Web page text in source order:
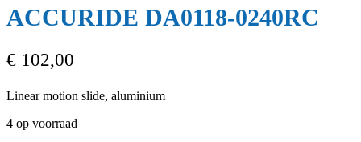
ACCURIDE DA0118-0240RC
€ 102,00
Linear motion slide, aluminium
4 op voorraad